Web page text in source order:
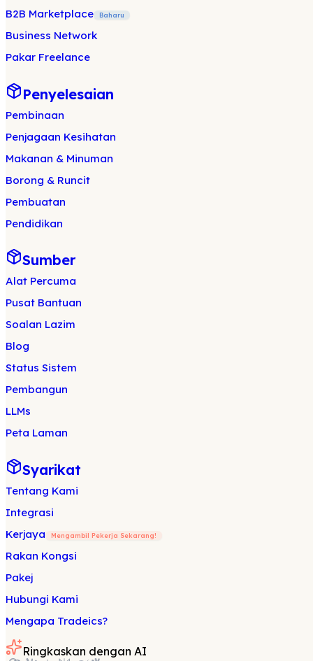
B2B Marketplace
Baharu
Business Network
Pakar Freelance
Penyelesaian
Pembinaan
Penjagaan Kesihatan
Makanan & Minuman
Borong & Runcit
Pembuatan
Pendidikan
Sumber
Alat Percuma
Pusat Bantuan
Soalan Lazim
Blog
Status Sistem
Pembangun
LLMs
Peta Laman
Syarikat
Tentang Kami
Integrasi
Kerjaya
Mengambil Pekerja Sekarang!
Rakan Kongsi
Pakej
Hubungi Kami
Mengapa Tradeics?
Ringkaskan dengan AI